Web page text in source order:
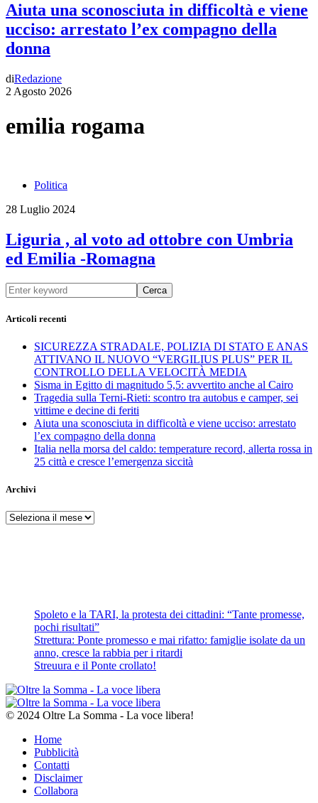
Aiuta una sconosciuta in difficoltà e viene
ucciso: arrestato l’ex compagno della
donna
diRedazione
2 Agosto 2026
emilia rogama
Politica
28 Luglio 2024
Liguria , al voto ad ottobre con Umbria
ed Emilia -Romagna
Cerca
Articoli recenti
SICUREZZA STRADALE, POLIZIA DI STATO E ANAS
ATTIVANO IL NUOVO “VERGILIUS PLUS” PER IL
CONTROLLO DELLA VELOCITÀ MEDIA
Sisma in Egitto di magnitudo 5,5: avvertito anche al Cairo
Tragedia sulla Terni-Rieti: scontro tra autobus e camper, sei
vittime e decine di feriti
Aiuta una sconosciuta in difficoltà e viene ucciso: arrestato
l’ex compagno della donna
Italia nella morsa del caldo: temperature record, allerta rossa in
25 città e cresce l’emergenza siccità
Archivi
Archivi
Spoleto e la TARI, la protesta dei cittadini: “Tante promesse,
pochi risultati”
Strettura: Ponte promesso e mai rifatto: famiglie isolate da un
anno, cresce la rabbia per i ritardi
Streuura e il Ponte crollato!
© 2024 Oltre La Somma - La voce libera!
Home
Pubblicità
Contatti
Disclaimer
Collabora